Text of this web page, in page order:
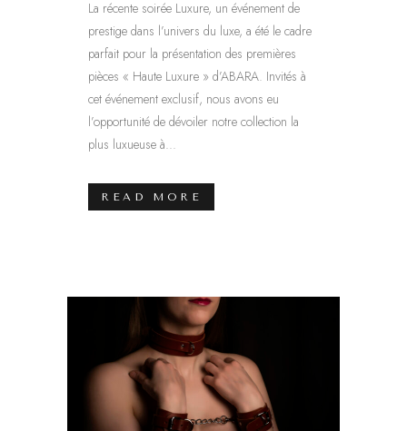
La récente soirée Luxure, un événement de
prestige dans l’univers du luxe, a été le cadre
parfait pour la présentation des premières
pièces « Haute Luxure » d’ABARA. Invités à
cet événement exclusif, nous avons eu
l’opportunité de dévoiler notre collection la
plus luxueuse à...
READ MORE